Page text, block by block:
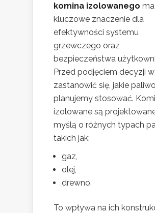
komina izolowanego ma
kluczowe znaczenie dla
efektywności systemu
grzewczego oraz
bezpieczeństwa
Przed podjęciem decyzji
zastanowić się, jakie paliwo
planujemy stosować.
izolowane są
myślą o różnych typach
takich jak:
gaz,
olej,
drewno.
To wpływa na ich